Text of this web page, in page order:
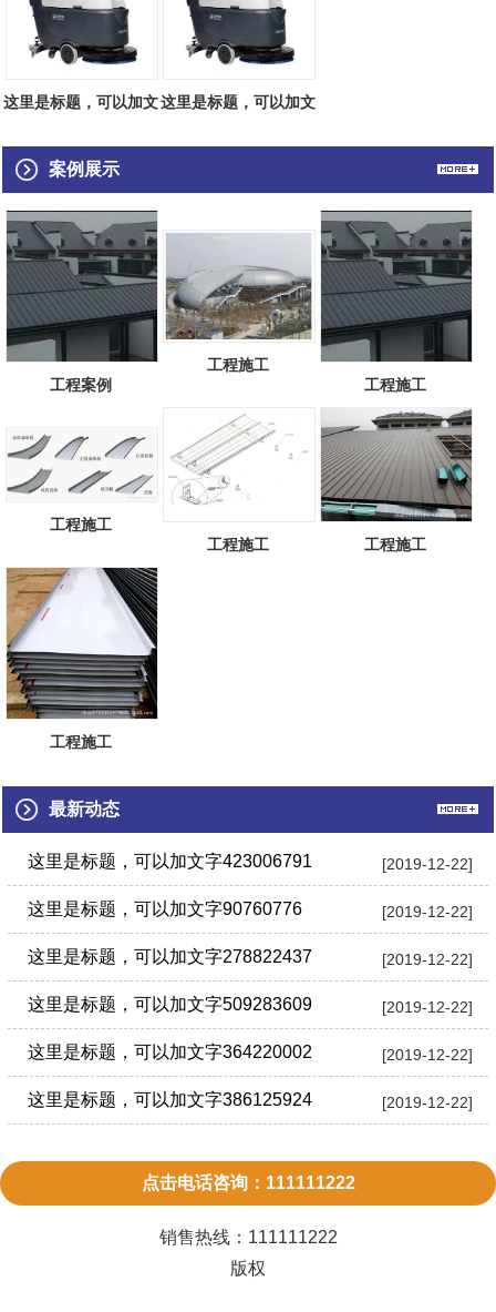
这里是标题，可以加文这里是标题，可以加文
案例展示
工程案例
工程施工
工程施工
工程施工
工程施工
工程施工
工程施工
最新动态
[2019-12-22]
这里是标题，可以加文字423006791
[2019-12-22]
这里是标题，可以加文字90760776
[2019-12-22]
这里是标题，可以加文字278822437
[2019-12-22]
这里是标题，可以加文字509283609
[2019-12-22]
这里是标题，可以加文字364220002
[2019-12-22]
这里是标题，可以加文字386125924
点击电话咨询：111111222
销售热线： 111111222
版权